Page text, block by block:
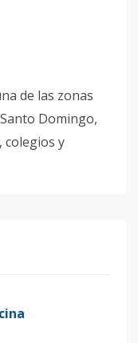
de las zonas
Domingo,
colegios y